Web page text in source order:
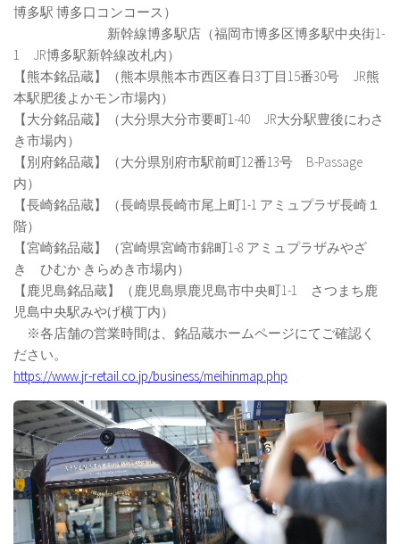
博多駅 博多口コンコース）
新幹線博多駅店（福岡市博多区博多駅中央街1-
1 JR博多駅新幹線改札内）
【熊本銘品蔵】（熊本県熊本市西区春日3丁目15番30号 JR熊
本駅肥後よかモン市場内）
【大分銘品蔵】（大分県大分市要町1-40 JR大分駅豊後にわさ
き市場内）
【別府銘品蔵】（大分県別府市駅前町12番13号 B-Passage
内）
【長崎銘品蔵】（長崎県長崎市尾上町1-1 アミュプラザ長崎１
階）
【宮崎銘品蔵】（宮崎県宮崎市錦町1-8 アミュプラザみやざ
き ひむか きらめき市場内）
【鹿児島銘品蔵】（鹿児島県鹿児島市中央町1-1 さつまち鹿
児島中央駅みやげ横丁内）
※各店舗の営業時間は、銘品蔵ホームページにてご確認く
ださい。
https://www.jr-retail.co.jp/business/meihinmap.php